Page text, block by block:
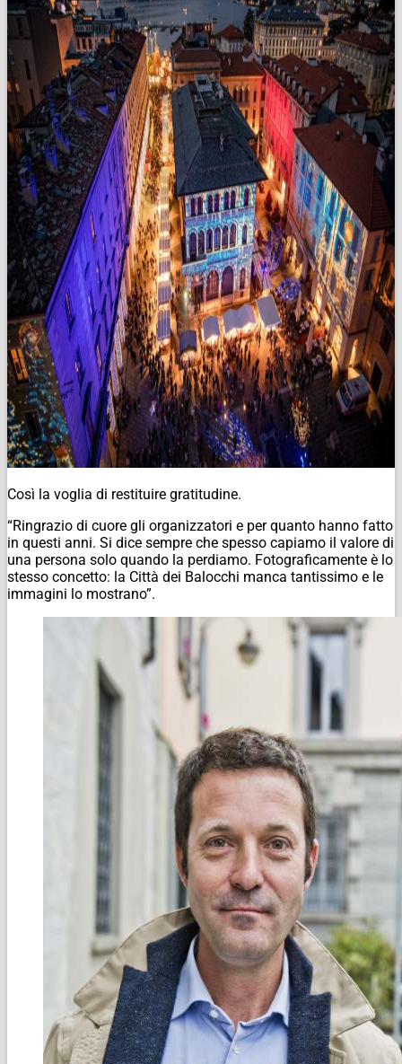
Così la voglia di restituire gratitudine.
“Ringrazio di cuore gli organizzatori e per quanto hanno fatto
in questi anni. Si dice sempre che spesso capiamo il valore di
una persona solo quando la perdiamo. Fotograficamente è lo
stesso concetto: la Città dei Balocchi manca tantissimo e le
immagini lo mostrano”.